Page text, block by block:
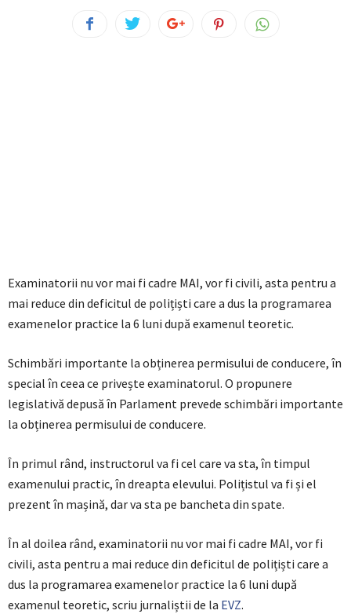
Examinatorii nu vor mai fi cadre MAI, vor fi civili, asta pentru a
mai reduce din deficitul de polițiști care a dus la programarea
examenelor practice la 6 luni după examenul teoretic.
Schimbări importante la obținerea permisului de conducere, în
special în ceea ce privește examinatorul. O propunere
legislativă depusă în Parlament prevede schimbări importante
la obținerea permisului de conducere.
În primul rând, instructorul va fi cel care va sta, în timpul
examenului practic, în dreapta elevului. Polițistul va fi și el
prezent în mașină, dar va sta pe bancheta din spate.
În al doilea rând, examinatorii nu vor mai fi cadre MAI, vor fi
civili, asta pentru a mai reduce din deficitul de polițiști care a
dus la programarea examenelor practice la 6 luni după
examenul teoretic, scriu jurnaliștii de la EVZ.